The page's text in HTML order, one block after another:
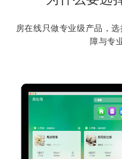
房在线只做专业级产品，
障与专